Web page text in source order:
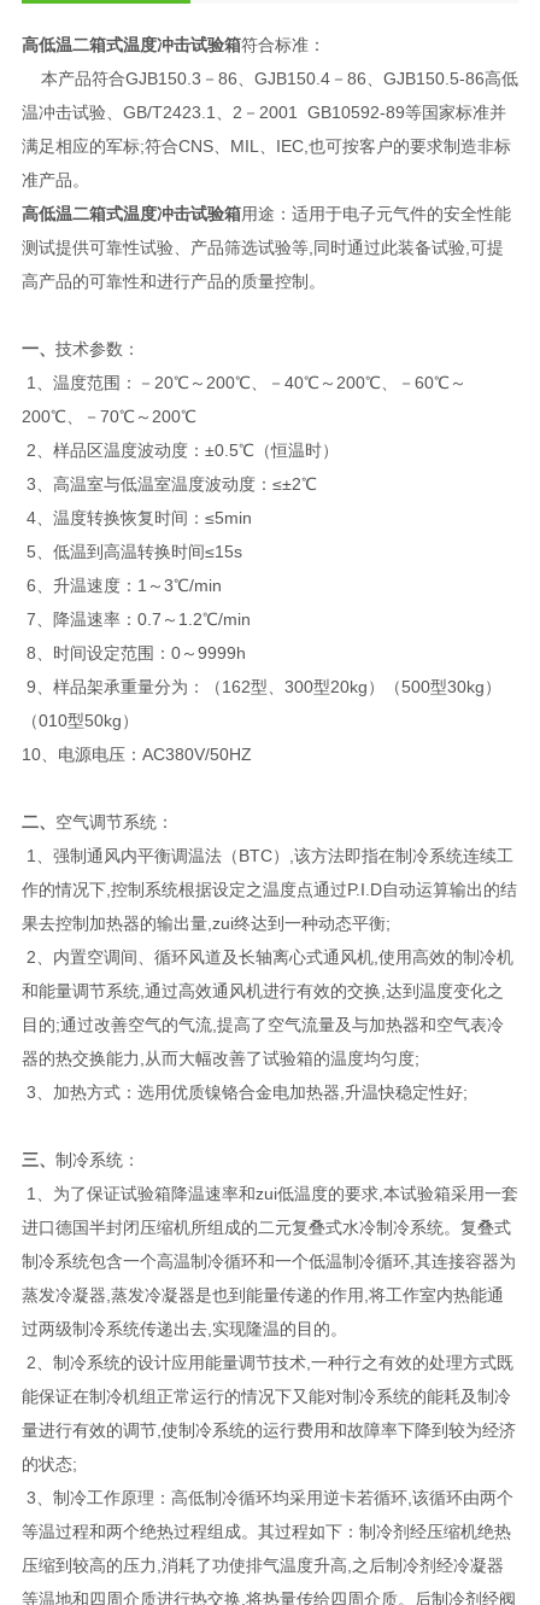
高低温二箱式温度冲击试验箱符合标准：
本产品符合GJB150.3－86、GJB150.4－86、GJB150.5-86高低
温冲击试验、GB/T2423.1、2－2001 GB10592-89等国家标准并
满足相应的军标;符合CNS、MIL、IEC,也可按客户的要求制造非标
准产品。
高低温二箱式温度冲击试验箱用途：适用于电子元气件的安全性能
测试提供可靠性试验、产品筛选试验等,同时通过此装备试验,可提
高产品的可靠性和进行产品的质量控制。
一、 技术参数：
1、温度范围：－20℃～200℃、－40℃～200℃、－60℃～
200℃、－70℃～200℃
2、样品区温度波动度：±0.5℃（恒温时）
3、高温室与低温室温度波动度：≤±2℃
4、温度转换恢复时间：≤5min
5、低温到高温转换时间≤15s
6、升温速度：1～3℃/min
7、降温速率：0.7～1.2℃/min
8、时间设定范围：0～9999h
9、样品架承重量分为：（162型、300型20kg）（500型30kg）
（010型50kg）
10、电源电压：AC380V/50HZ
二、 空气调节系统：
1、强制通风内平衡调温法（BTC）,该方法即指在制冷系统连续工
作的情况下,控制系统根据设定之温度点通过P.I.D自动运算输出的结
果去控制加热器的输出量,zui终达到一种动态平衡;
2、内置空调间、循环风道及长轴离心式通风机,使用高效的制冷机
和能量调节系统,通过高效通风机进行有效的交换,达到温度变化之
目的;通过改善空气的气流,提高了空气流量及与加热器和空气表冷
器的热交换能力,从而大幅改善了试验箱的温度均匀度;
3、加热方式：选用优质镍铬合金电加热器,升温快稳定性好;
三、 制冷系统：
1、为了保证试验箱降温速率和zui低温度的要求,本试验箱采用一套
进口德国半封闭压缩机所组成的二元复叠式水冷制冷系统。复叠式
制冷系统包含一个高温制冷循环和一个低温制冷循环,其连接容器为
蒸发冷凝器,蒸发冷凝器是也到能量传递的作用,将工作室内热能通
过两级制冷系统传递出去,实现隆温的目的。
2、制冷系统的设计应用能量调节技术,一种行之有效的处理方式既
能保证在制冷机组正常运行的情况下又能对制冷系统的能耗及制冷
量进行有效的调节,使制冷系统的运行费用和故障率下降到较为经济
的状态;
3、制冷工作原理：高低制冷循环均采用逆卡若循环,该循环由两个
等温过程和两个绝热过程组成。其过程如下：制冷剂经压缩机绝热
压缩到较高的压力,消耗了功使排气温度升高,之后制冷剂经冷凝器
等温地和四周介质进行热交换,将热量传给四周介质。后制冷剂经阀